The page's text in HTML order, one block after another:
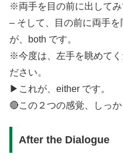
※両手を目の前に出してみ
– そして、目の前に両手
が、both です。
※今度は、左手を眺めてく
ださい。
▶︎これが、either です。
🔴この２つの感覚、しっ
After the Dialogue